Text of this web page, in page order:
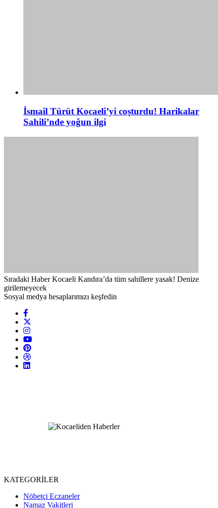
İsmail Türüt Kocaeli’yi coşturdu! Harikalar
Sahili’nde yoğun ilgi
Sıradaki Haber Kocaeli Kandıra’da tüm sahillere yasak! Denize
girilemeyecek
Sosyal medya hesaplarımızı keşfedin
KATEGORİLER
Nöbetçi Eczaneler
Namaz Vakitleri